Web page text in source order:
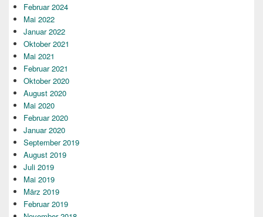
Februar 2024
Mai 2022
Januar 2022
Oktober 2021
Mai 2021
Februar 2021
Oktober 2020
August 2020
Mai 2020
Februar 2020
Januar 2020
September 2019
August 2019
Juli 2019
Mai 2019
März 2019
Februar 2019